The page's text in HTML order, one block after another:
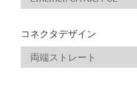
コネクタデザイン